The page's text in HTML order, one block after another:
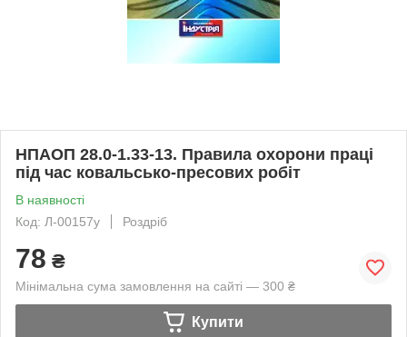
НПАОП 28.0-1.33-13. Правила охорони праці
під час ковальсько-пресових робіт
В наявності
Код: Л-00157у
Роздріб
78 ₴
Мінімальна сума замовлення на сайті — 300 ₴
Купити